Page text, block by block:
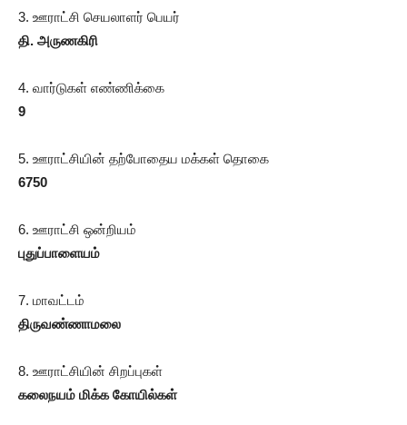
3. ஊராட்சி செயலாளர் பெயர்
தி. அருணகிரி
4. வார்டுகள் எண்ணிக்கை
9
5. ஊராட்சியின் தற்போதைய மக்கள் தொகை
6750
6. ஊராட்சி ஒன்றியம்
புதுப்பாளையம்
7. மாவட்டம்
திருவண்ணாமலை
8. ஊராட்சியின் சிறப்புகள்
கலைநயம் மிக்க கோயில்கள்